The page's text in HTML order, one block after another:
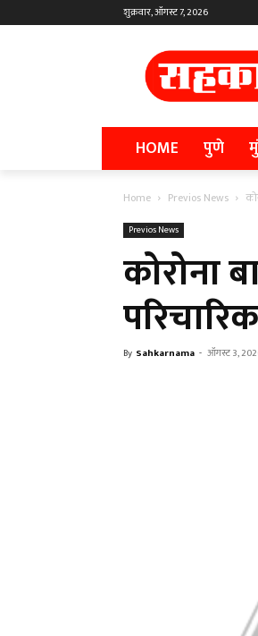
शुक्रवार, ऑगस्ट 7, 2026
HOME पुणे
Home Previos News
Previos News
कोरोना
By Sahkarnama - ऑगस्ट 3,